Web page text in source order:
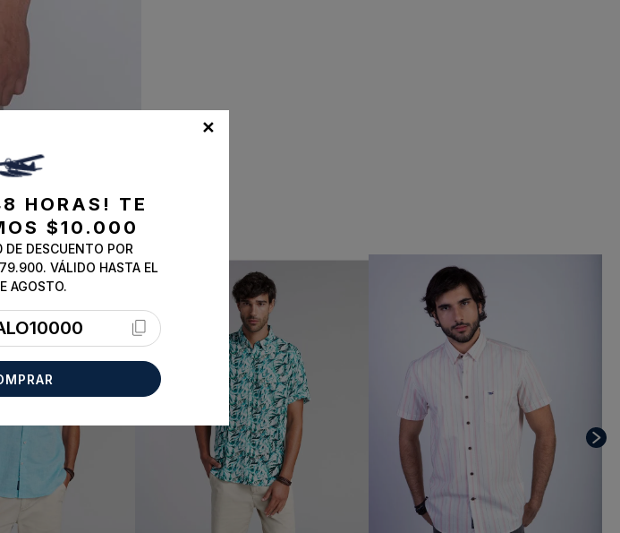
✕
HORAS! TE
$10.000
DESCUENTO POR
VÁLIDO HASTA EL
AGOSTO.